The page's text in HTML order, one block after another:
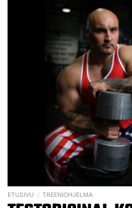
ETUSIVU / TREENIOHJELMA